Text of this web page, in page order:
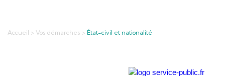
Accueil > Vos démarches > État-civil et nationalité